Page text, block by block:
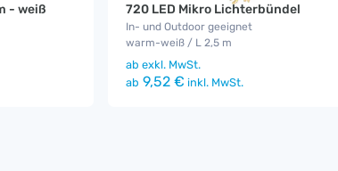
- weiß 720 LED Mikro Lichterbündel
In- und Outdoor geeignet
warm-weiß / L 2,5 m
ab exkl. MwSt.
ab 9,52 € inkl. MwSt.